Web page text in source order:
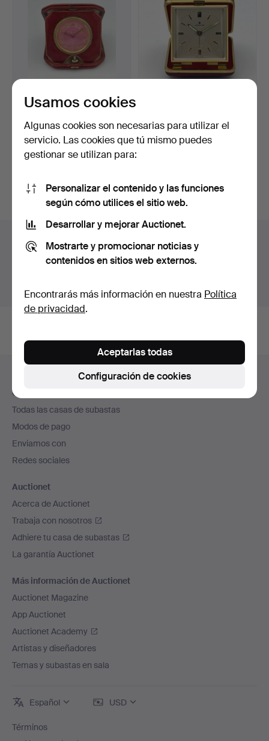
Auktion
SCHILD CO, Reloj de viaje,
cambio de siglo…
Subastado 1 ago 2026
16 pujas
103 USD
década de 1960, …
Subastado 29 may 2026
5 pujas
Suscribir búsqueda
Archivo de subastas
Estás buscando en el archivo de subastas concluidas.
Navegación
el
pie
de
página
Ayuda y contacto
Contacta con el servicio de atención al cliente
Todas las casas de subastas
Modos de pago
Enviamos con
Redes sociales
Auctionet
Acerca de Auctionet
Trabaja con nosotros
Adhiere tu casa de subastas
La garantía Auctionet
Más información de Auctionet
Auctionet Magazine
App Auctionet
Auctionet Academy
Artistas y diseñadores
Temas y subastas en sala
Español USD
Términos
Usamos cookies
Algunas cookies son necesarias para utilizar el
servicio. Las cookies que tú mismo puedes
gestionar se utilizan para:
Personalizar el contenido y las funciones
según cómo utilices el sitio web.
Desarrollar y mejorar Auctionet.
Mostrarte y promocionar noticias y
contenidos en sitios web externos.
Encontrarás más información en nuestra Política
de privacidad.
Configuración de cookies
Aceptarlas todas